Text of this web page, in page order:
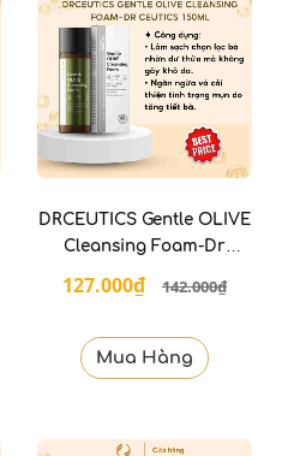
DRCEUTICS Gentle OLIVE
Cleansing Foam-Dr
127.000₫ 142.000₫
Mua Hàng